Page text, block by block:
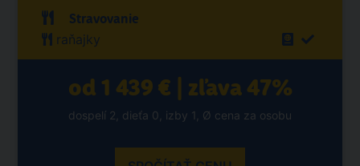
Stravovanie
raňajky
od 1 439 € | zľava 47%
dospelí 2, dieťa 0, izby 1, Ø cena za osobu